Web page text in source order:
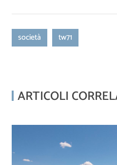
società tw71
ARTICOLI